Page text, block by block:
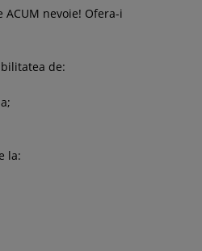
nevoie! Ofera-i
de:
la: